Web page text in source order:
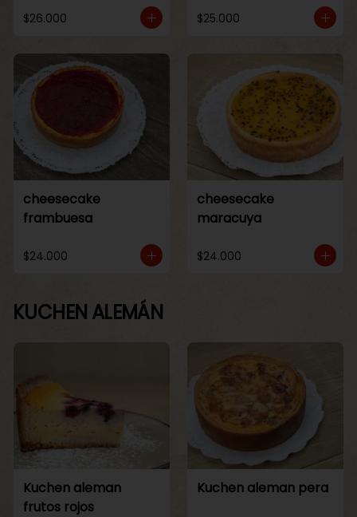
$26.000 $25.000
cheesecake
frambuesa
$24.000
cheesecake
maracuya
$24.000
KUCHEN ALEMÁN
Kuchen aleman
frutos rojos
Kuchen aleman pera